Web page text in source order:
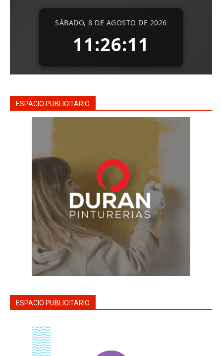
ESPACIO PUBLICITARIO
ESPACIO PUBLICITARIO